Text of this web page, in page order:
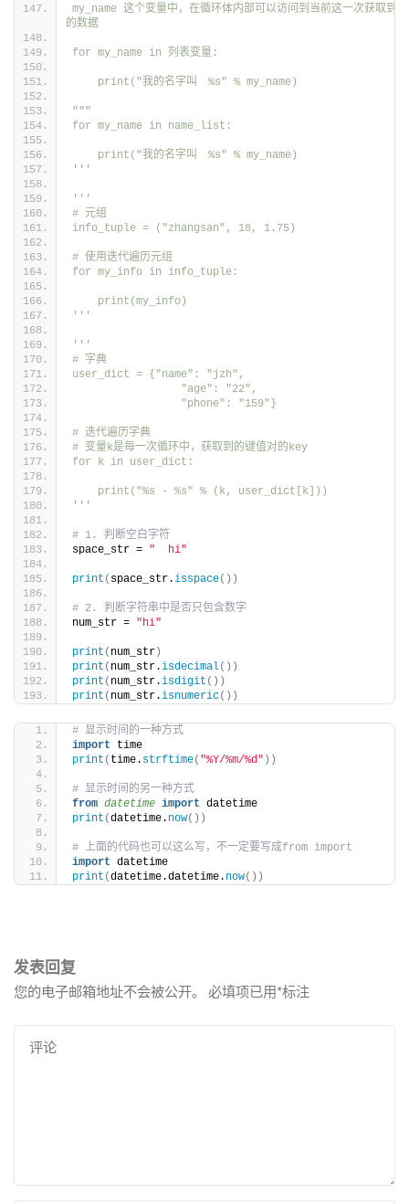
my_name 这个变量中，在循环体内部可以访问到当前这一次获取到
的数据
for my_name in 列表变量:
    print("我的名字叫　%s" % my_name)
"""
for my_name in name_list:
    print("我的名字叫　%s" % my_name)
'''
'''
# 元组
info_tuple = ("zhangsan", 18, 1.75)
# 使用迭代遍历元组
for my_info in info_tuple:
    print(my_info)
'''
'''
# 字典
user_dict = {"name": "jzh",
                 "age": "22",
                 "phone": "159"}
# 迭代遍历字典
# 变量k是每一次循环中，获取到的键值对的key
for k in user_dict:
    print("%s - %s" % (k, user_dict[k]))
'''
# 1. 判断空白字符
space_str = "  hi"
print ( space_str.isspace())
# 2. 判断字符串中是否只包含数字
num_str = "hi"
print ( num_str )
print ( num_str.isdecimal())
print ( num_str.isdigit ())
print ( num_str.isnumeric())
# 显示时间的一种方式
import time
print ( time. strftime( "%Y/%m/%d" ))
# 显示时间的另一种方式
from datetime import datetime
print (datetime. now())
# 上面的代码也可以这么写，不一定要写成from import
import datetime
print (datetime.datetime. now())
发表回复
您的电子邮箱地址不会被公开。 必填项已用*标注